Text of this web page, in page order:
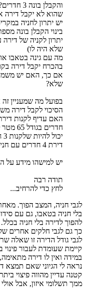
שהוא לא יקבל דירה
יש יתרון לחניה
בינוי הקבלן בונה
יתרון לקניה של דירה
שלא היה לו)
מה עם גינה בטאבו
בהכרח יקבל דירה
אם כך, האם יש
שלא?
בפועל מה שמעניין
הסיכוי לקבל דירה
חדרים בגודל 65 מטר למשל?
דירת 4 חדרים עם חניה?
יש למישהו מידע על
תודה רבה
לחץ כדי להרחיב...
בלי חניה בטאבו, גם עם
להפוך לדירה בלי חניה בכלל.
כך גם לגבי חלקים אחרים
לגבי גודל הדירה זו שאלה
קיימת שעומדת לעבור פינוי
במידה ואין לו דירה
נראה לי הגיוני שאם תמצא
קטנה עדיין מהווה פיצוי
ממך תשלומי איזון, אבל